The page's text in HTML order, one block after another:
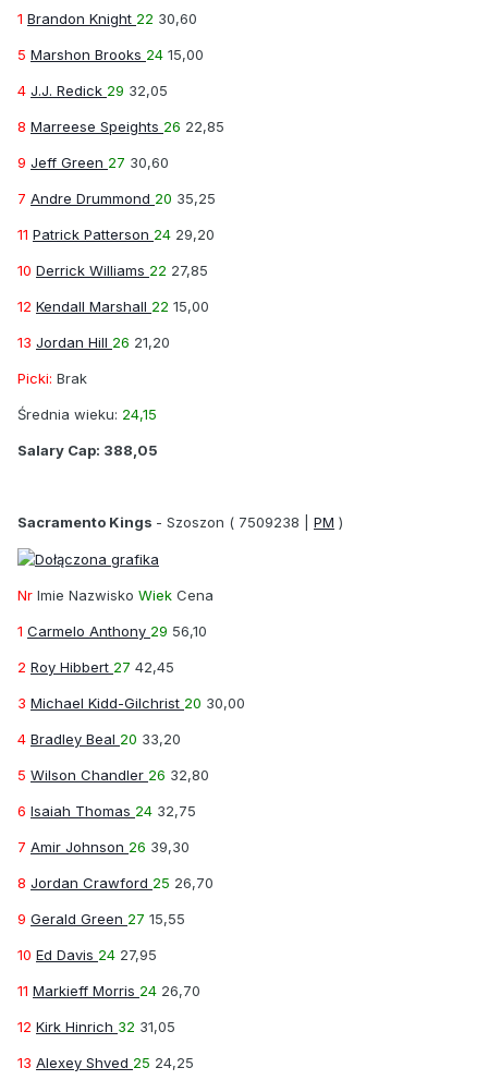
1 Brandon Knight 22 30,60
5 Marshon Brooks 24 15,00
4 J.J. Redick 29 32,05
8 Marreese Speights 26 22,85
9 Jeff Green 27 30,60
7 Andre Drummond 20 35,25
11 Patrick Patterson 24 29,20
10 Derrick Williams 22 27,85
12 Kendall Marshall 22 15,00
13 Jordan Hill 26 21,20
Picki: Brak
Średnia wieku: 24,15
Salary Cap: 388,05
Sacramento Kings - Szoszon ( 7509238 | PM )
Nr Imie Nazwisko Wiek Cena
1 Carmelo Anthony 29 56,10
2 Roy Hibbert 27 42,45
3 Michael Kidd-Gilchrist 20 30,00
4 Bradley Beal 20 33,20
5 Wilson Chandler 26 32,80
6 Isaiah Thomas 24 32,75
7 Amir Johnson 26 39,30
8 Jordan Crawford 25 26,70
9 Gerald Green 27 15,55
10 Ed Davis 24 27,95
11 Markieff Morris 24 26,70
12 Kirk Hinrich 32 31,05
13 Alexey Shved 25 24,25